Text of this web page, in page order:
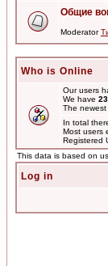
Общие
Moderator
Who is Online
Our users
We have
The
In total
Most users
Registered
This data is based on
Log in